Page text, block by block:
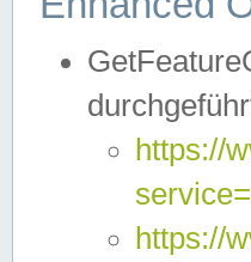
https://
https://